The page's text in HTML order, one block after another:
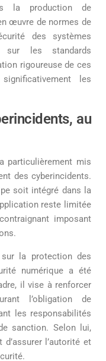
la production de
œuvre de normes de
des systèmes
sur les standards
rigoureuse de ces
les
au
particulièrement mis
des cyberincidents.
soit intégré dans la
reste limitée
imposant
la protection des
numérique a été
il vise à renforcer
l’obligation de
les responsabilités
sanction. Selon lui,
l’autorité et